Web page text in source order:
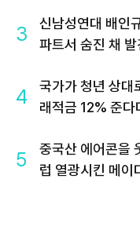
3
신남성연대 배인
파트서 숨진 채 발
4
국가가 청년 상대
래적금 12% 준
5
중국산 에어콘을
럽 열광시킨 메이